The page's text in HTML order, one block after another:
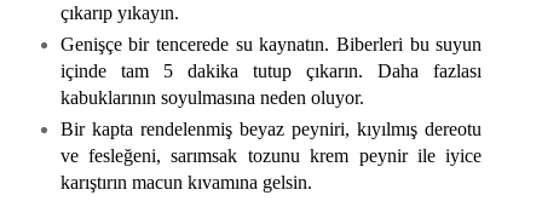
çıkarıp yıkayın.
Genişçe bir tencerede su kaynatın. Biberleri bu suyun
içinde tam 5 dakika tutup çıkarın. Daha fazlası
kabuklarının soyulmasına neden oluyor.
Bir kapta rendelenmiş beyaz peyniri, kıyılmış dereotu
ve fesleğeni, sarımsak tozunu krem peynir ile iyice
karıştırın macun kıvamına gelsin.